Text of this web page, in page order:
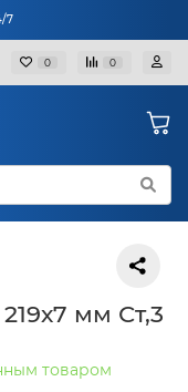
7
0 0
мм Ст,3
товаром